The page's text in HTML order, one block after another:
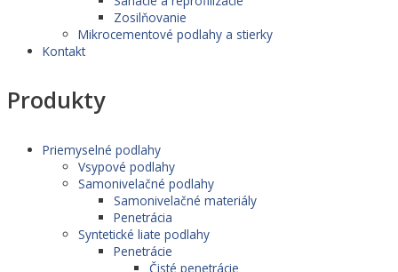
Zosilňovanie
Mikrocementové podlahy a stierky
Kontakt
Produkty
Priemyselné podlahy
Vsypové podlahy
Samonivelačné podlahy
Samonivelačné materiály
Penetrácia
Syntetické liate podlahy
Penetrácie
Čisté penetrácie